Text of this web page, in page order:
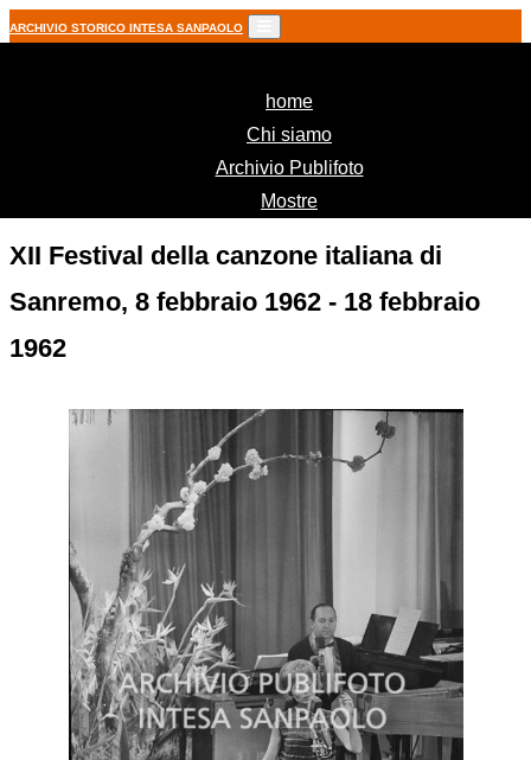
ARCHIVIO STORICO INTESA SANPAOLO
home(current)
Chi siamo
Archivio Publifoto
Mostre
XII Festival della canzone italiana di
Sanremo, 8 febbraio 1962 - 18 febbraio
1962